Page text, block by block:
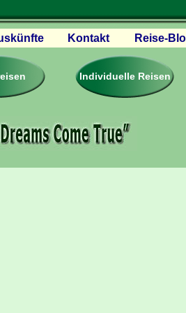
– Reviews
Firmen & Links
Kontakt Reise-
Individuelle Reisen